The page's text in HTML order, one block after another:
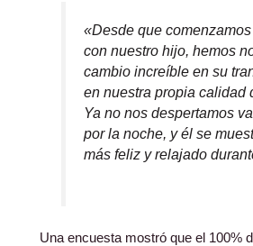
«Desde que
con nuestro hijo, hemos
cambio increíble en su
en nuestra propia calidad
Ya no nos despertamos
por la noche, y él se
más feliz y relajado
Una encuesta mostró que el 100%